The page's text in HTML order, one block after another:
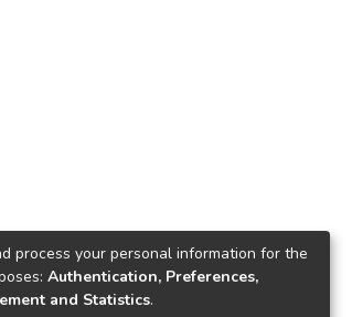
process your personal information for the
Authentication, Preferences,
and Statistics.